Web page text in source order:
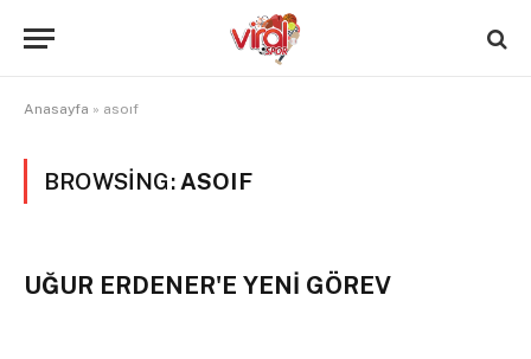
Anasayfa » asoıf
BROWSING: ASOIF
UĞUR ERDENER'E YENİ GÖREV